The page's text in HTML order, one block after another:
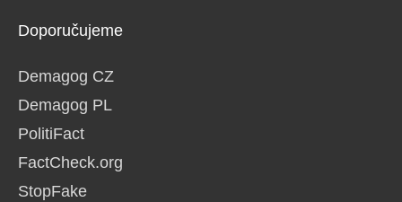
Doporučujeme
Demagog CZ
Demagog PL
PolitiFact
FactCheck.org
StopFake